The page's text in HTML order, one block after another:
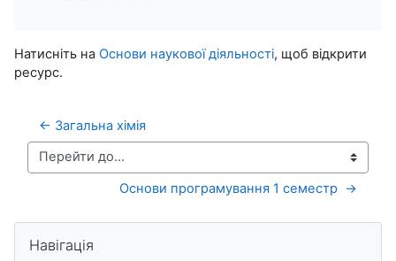
Натисніть на Основи наукової діяльності, щоб відкрити
ресурс.
← Загальна хімія
Перейти до...
Основи програмування 1 семестр  →
Блоки
Навігація